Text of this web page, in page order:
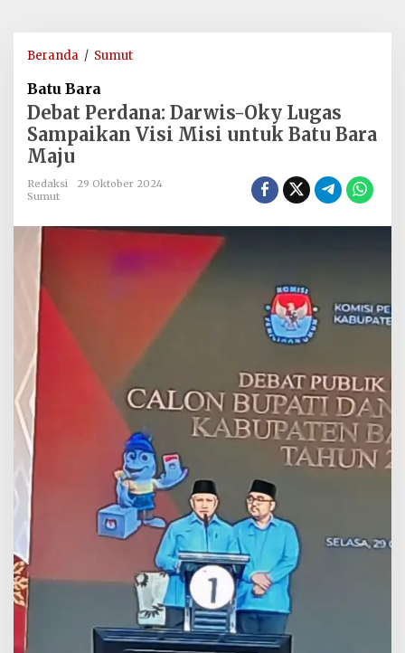
Beranda / SumutDebat
Oky
Lugas
Batu
Bara
Batu Bara
Debat Perdana: Darwis-Oky Lugas
Sampaikan Visi Misi untuk Batu Bara
Maju
Redaksi
29 Oktober 2024
Sumut